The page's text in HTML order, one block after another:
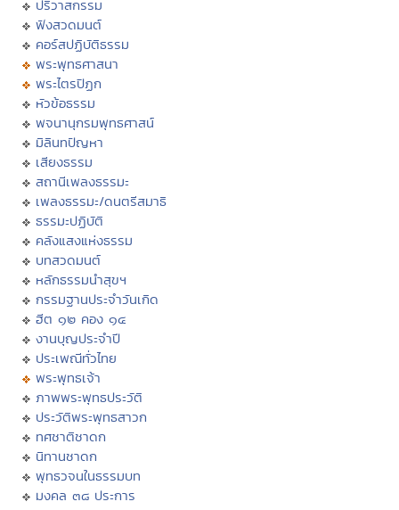
ปริวาสกรรม
ฟังสวดมนต์
คอร์สปฏิบัติธรรม
พระพุทธศาสนา
พระไตรปิฏก
หัวข้อธรรม
พจนานุกรมพุทธศาสน์
มิลินทปัญหา
เสียงธรรม
สถานีเพลงธรรมะ
เพลงธรรมะ/ดนตรีสมาธิ
ธรรมะปฏิบัติ
คลังแสงแห่งธรรม
บทสวดมนต์
หลักธรรมนำสุขฯ
กรรมฐานประจำวันเกิด
ฮีต ๑๒ คอง ๑๔
งานบุญประจำปี
ประเพณีทั่วไทย
พระพุทธเจ้า
ภาพพระพุทธประวัติ
ประวัติพระพุทธสาวก
ทศชาติชาดก
นิทานชาดก
พุทธวจนในธรรมบท
มงคล ๓๘ ประการ